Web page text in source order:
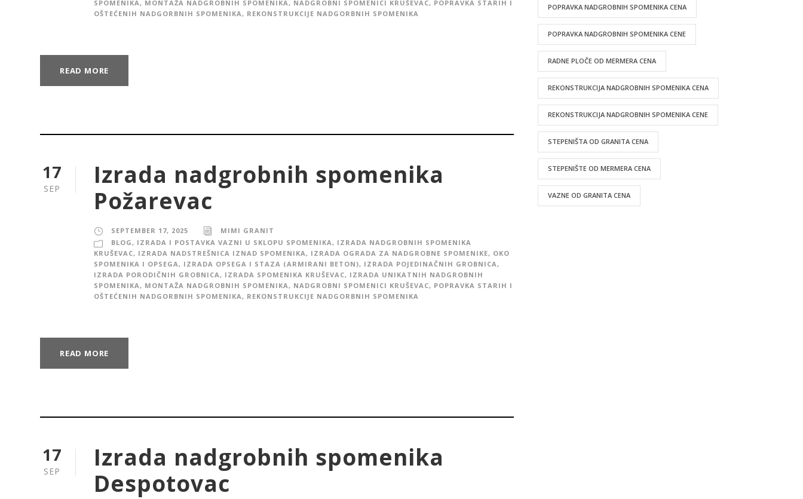
SPOMENIKA , MONTAŽA NADGROBNIH SPOMENIKA , NADGROBNI SPOMENICI KRUŠEVAC, POPRAVKA STARIH I
OŠTEĆENIH NADGORBNIH SPOMENIKA , REKONSTRUKCIJE NADGORBNIH SPOMENIKA
READ MORE
17
SEP
Izrada nadgrobnih spomenika
Požarevac
SEPTEMBER 17, 2025
MIMI GRANIT
BLOG , IZRADA I POSTAVKA VAZNI U SKLOPU SPOMENIKA , IZRADA NADGROBNIH SPOMENIKA
KRUŠEVAC, IZRADA NADSTREŠNICA IZNAD SPOMENIKA , IZRADA OGRADA ZA NADGROBNE SPOMENIKE, OKO
SPOMENIKA I OPSEGA , IZRADA OPSEGA I STAZA (ARMIRANI BETON), IZRADA POJEDINAČNIH GROBNICA ,
IZRADA PORODIČNIH GROBNICA , IZRADA SPOMENIKA KRUŠEVAC, IZRADA UNIKATNIH NADGROBNIH
SPOMENIKA , MONTAŽA NADGROBNIH SPOMENIKA , NADGROBNI SPOMENICI KRUŠEVAC, POPRAVKA STARIH I
OŠTEĆENIH NADGORBNIH SPOMENIKA , REKONSTRUKCIJE NADGORBNIH SPOMENIKA
READ MORE
17
SEP
Izrada nadgrobnih spomenika
Despotovac
POPRAVKA NADGROBNIH SPOMENIKA CENA
POPRAVKA NADGROBNIH SPOMENIKA CENE
RADNE PLOČE OD MERMERA CENA
REKONSTRUKCIJA NADGROBNIH SPOMENIKA CENA
REKONSTRUKCIJA NADGROBNIH SPOMENIKA CENE
STEPENIŠTA OD GRANITA CENA
STEPENIŠTE OD MERMERA CENA
VAZNE OD GRANITA CENA